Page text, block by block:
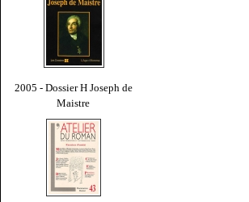
2005 - Dossier H Joseph de
Maistre